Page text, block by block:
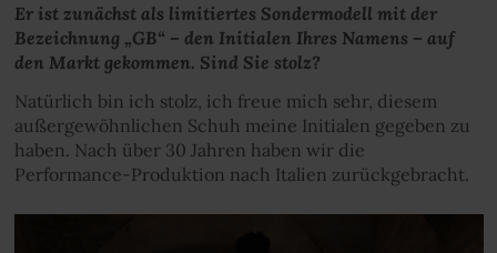
Er ist zunächst als limitiertes Sondermodell mit der
Bezeichnung „GB“ – den Initialen Ihres Namens – auf
den Markt gekommen. Sind Sie stolz?
Natürlich bin ich stolz, ich freue mich sehr, diesem
außergewöhnlichen Schuh meine Initialen gegeben zu
haben. Nach über 30 Jahren haben wir die
Performance-Produktion nach Italien zurückgebracht.